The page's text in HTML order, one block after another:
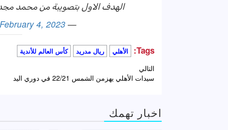
الهدف الاول بتصويبة من محمد
— AhlyGoals (@AhlyscGoals)
February 4, 2023
Tags: الأهلي ريال مدريد كأس العالم للأندية
تصفّح
المقالات
التالي
سيدات الأهلي يهزمن الشمس 22/21 في دوري اليد
اخبار تهمك